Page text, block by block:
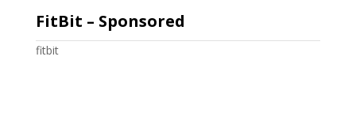
FitBit – Sponsored
fitbit